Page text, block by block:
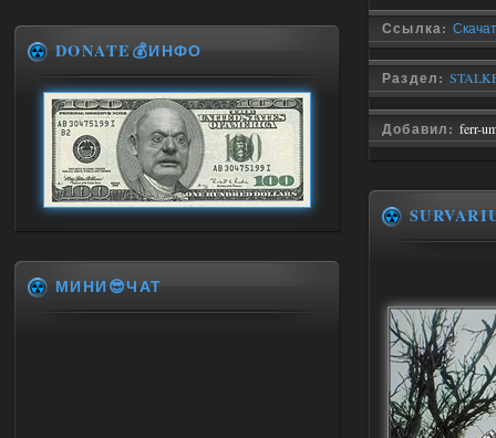
Ссылка:
Раздел:
Добавил: ferr-
DONATE💰ИНФО
МИНИ😎ЧАТ